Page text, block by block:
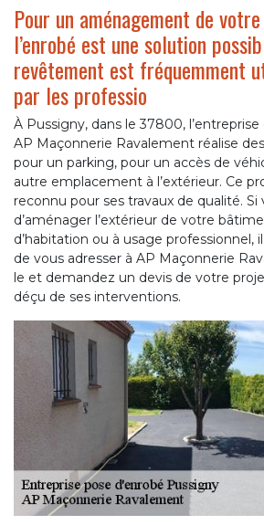
Pour un aménagement de
l’enrobé est une solution
revêtement est fréquemment
par les professio
À Pussigny, dans le 37800, l’entreprise
AP Maçonnerie Ravalement réalise
pour un parking, pour un accès de
autre emplacement à l’extérieur. Ce
reconnu pour ses travaux de qualité. Si
d’aménager l’extérieur de votre
d’habitation ou à usage professionnel,
de vous adresser à AP Maçonnerie
le et demandez un devis de votre
déçu de ses interventions.